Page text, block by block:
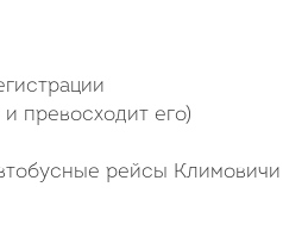
превосходит его)
рейсы Климовичи